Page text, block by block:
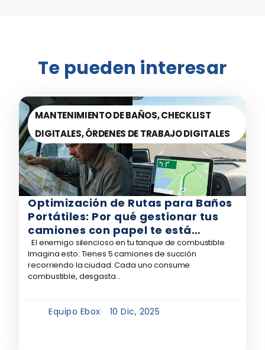
Te pueden interesar
MANTENIMIENTO DE BAÑOS,CHECKLIST
DIGITALES,ÓRDENES DE TRABAJO DIGITALES
Optimización de Rutas para Baños
Portátiles: Por qué gestionar tus
camiones con papel te está
costando millones
El enemigo silencioso en tu tanque de combustible
Imagina esto: Tienes 5 camiones de succión
recorriendo la ciudad. Cada uno consume
combustible, desgasta...
Equipo Ebox 10 Dic, 2025